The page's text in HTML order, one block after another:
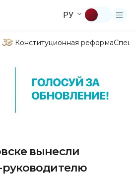
РУ
Конституционная реформа
вынесли
руководителю